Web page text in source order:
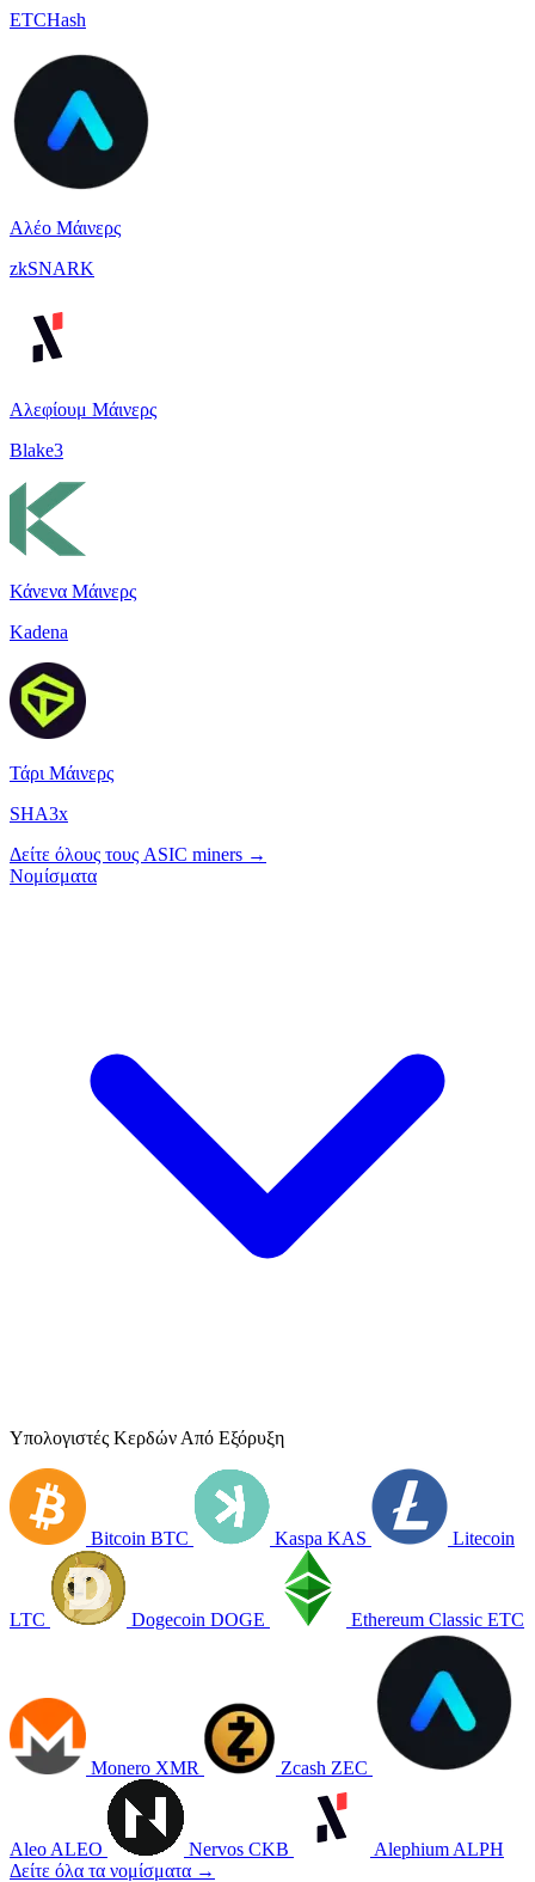
ETCHash
Αλέο Μάινερς
zkSNARK
Αλεφίουμ Μάινερς
Blake3
Κάνενα Μάινερς
Kadena
Τάρι Μάινερς
SHA3x
Δείτε όλους τους ASIC miners →
Νομίσματα
Υπολογιστές Κερδών Από Εξόρυξη
Bitcoin BTC Kaspa KAS Litecoin
LTC Dogecoin DOGE Ethereum Classic ETC
Monero XMR Zcash ZEC
Aleo ALEO Nervos CKB Alephium ALPH
Δείτε όλα τα νομίσματα →